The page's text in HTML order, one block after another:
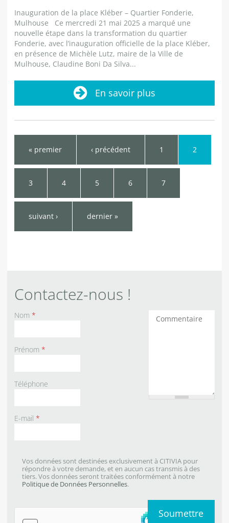
Inauguration de la place Kléber – Quartier Fonderie,
Mulhouse Ce mercredi 21 mai 2025 a marqué une
nouvelle étape dans la transformation du quartier
Fonderie, avec l’inauguration officielle de la place Kléber,
en présence de Michèle Lutz, maire de la Ville de
Mulhouse, Claudine Boni Da Silva...
En savoir plus
Pages
« premier ‹ précédent 1 2
3 4 5 6 7
suivant › dernier »
Contactez-nous !
Nom *
Prénom *
Téléphone
E-mail *
Commentaires
Vos données sont destinées exclusivement à CITIVIA pour
répondre à votre demande, et en aucun cas transmis à des
tiers. Vos données seront traitées conformément à notre
Politique de Données Personnelles.